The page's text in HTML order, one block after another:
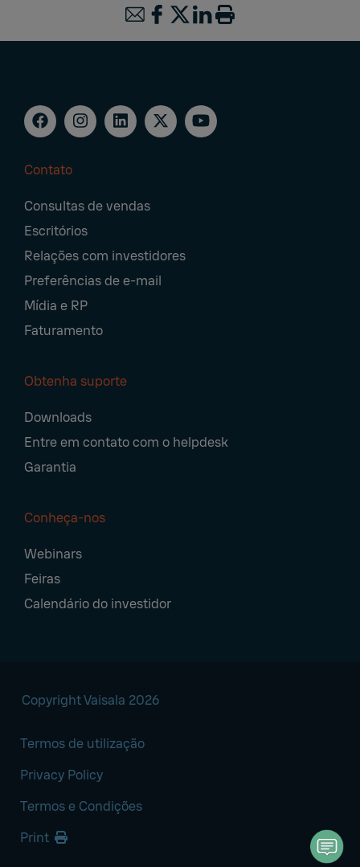
Navigation
Contato
Consultas de vendas
Escritórios
Relações com investidores
Preferências de e-mail
Mídia e RP
Faturamento
Obtenha suporte
Downloads
Entre em contato com o helpdesk
Garantia
Conheça-nos
Webinars
Feiras
Calendário do investidor
Copyright Vaisala 2026
Termos de utilização
Privacy Policy
Termos e Condições
Print